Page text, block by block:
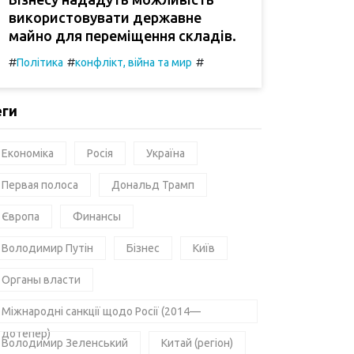
використовувати державне
майно для переміщення складів.
#Політика #конфлікт, війна та мир #
Економіка Росія Україна
Первая полоса Дональд Трамп
Європа Финансы
Володимир Путін Бізнес Київ
Органы власти
Міжнародні санкції щодо Росії (2014—
дотепер)
Володимир Зеленський Китай (регіон)